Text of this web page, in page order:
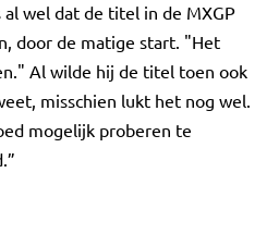
wel dat de titel in de MXGP
door de matige start. "Het
Al wilde hij de titel toen ook
misschien lukt het nog wel.
mogelijk proberen te